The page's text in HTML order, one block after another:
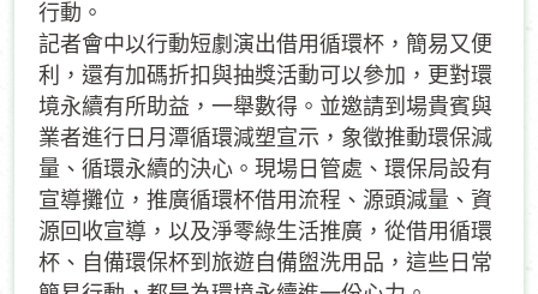
行動。
記者會中以行動短劇演出借用循環杯，簡易又便
利，還有加碼折扣與抽獎活動可以參加，更對環
境永續有所助益，一舉數得。並邀請到場貴賓與
業者進行日月潭循環減塑宣示，象徵推動環保減
量、循環永續的決心。現場日管處、環保局設有
宣導攤位，推廣循環杯借用流程、源頭減量、資
源回收宣導，以及淨零綠生活推廣，從借用循環
杯、自備環保杯到旅遊自備盥洗用品，這些日常